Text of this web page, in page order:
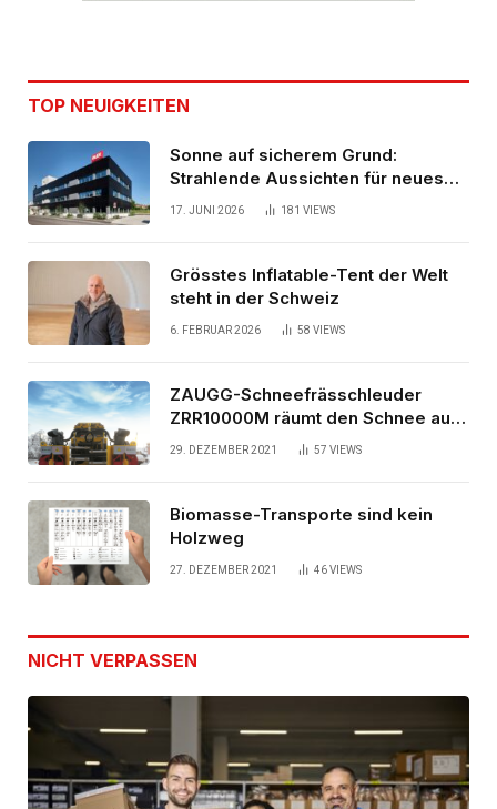
TOP NEUIGKEITEN
Sonne auf sicherem Grund:
Strahlende Aussichten für neues
Bürogebäude
17. JUNI 2026 181 VIEWS
Grösstes Inflatable-Tent der Welt
steht in der Schweiz
6. FEBRUAR 2026 58 VIEWS
ZAUGG-Schneefrässchleuder
ZRR10000M räumt den Schnee auf
schwedischen Gleisen
29. DEZEMBER 2021 57 VIEWS
Biomasse-Transporte sind kein
Holzweg
27. DEZEMBER 2021 46VIEWS
NICHT VERPASSEN